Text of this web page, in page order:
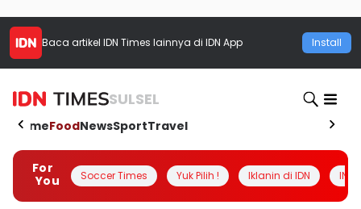
Baca artikel IDN Times lainnya di IDN App Install
SULSEL
HomeFoodNewsSportTravel
For
You
Soccer Times Yuk Pilih ! Iklanin di IDN